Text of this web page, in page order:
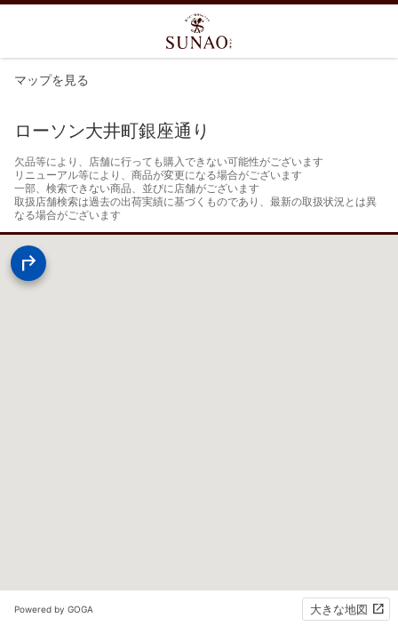
マップを見る
ローソン大井町銀座通り
欠品等により、店舗に行っても購入できない可能性がございます
リニューアル等により、商品が変更になる場合がございます
一部、検索できない商品、並びに店舗がございます
取扱店舗検索は過去の出荷実績に基づくものであり、最新の取扱状況とは異
なる場合がございます
Powered by GOGA 大きな地図